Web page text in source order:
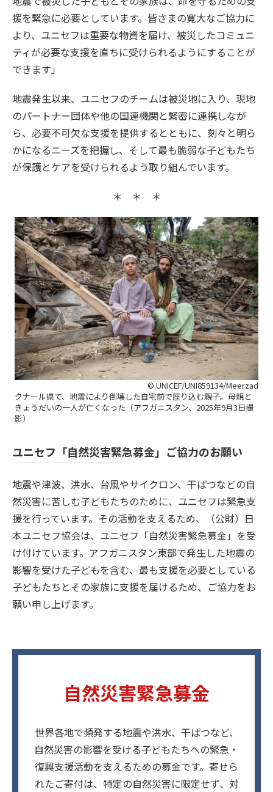
援を緊急に必要としています。皆さまの寛大なご協力に
より、ユニセフは重要な物資を届け、被災したコミュニ
ティが必要な支援を直ちに受けられるようにすることが
できます」
地震発生以来、ユニセフのチームは被災地に入り、現地
のパートナー団体や他の国連機関と緊密に連携しなが
ら、必要不可欠な支援を提供するとともに、刻々と明ら
かになるニーズを把握し、そして最も脆弱な子どもたち
が保護とケアを受けられるよう取り組んでいます。
＊ ＊ ＊
© UNICEF/UNI859134/Meerzad
クナール県で、地震により倒壊した自宅前で座り込む親子。母親と
きょうだいの一人が亡くなった（アフガニスタン、2025年9月3日撮
影）
ユニセフ「自然災害緊急募金」ご協力のお願い
地震や津波、洪水、台風やサイクロン、干ばつなどの自
然災害に苦しむ子どもたちのために、ユニセフは緊急支
援を行っています。その活動を支えるため、（公財）日
本ユニセフ協会は、ユニセフ「自然災害緊急募金」を受
け付けています。アフガニスタン東部で発生した地震の
影響を受けた子どもを含む、最も支援を必要としている
子どもたちとその家族に支援を届けるため、ご協力をお
願い申し上げます。
自然災害緊急募金
世界各地で頻発する地震や洪水、干ばつなど、
自然災害の影響を受ける子どもたちへの緊急・
復興支援活動を支えるための募金です。寄せら
れたご寄付は、特定の自然災害に限定せず、対